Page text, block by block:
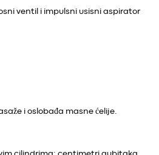
ventil i impulsni usisni aspirator
i oslobađa masne ćelije.